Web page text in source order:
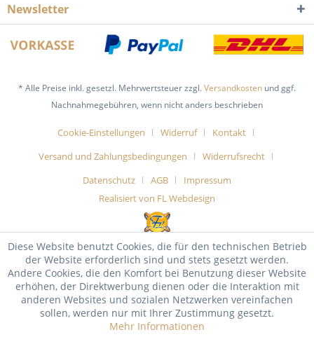
Newsletter
* Alle Preise inkl. gesetzl. Mehrwertsteuer zzgl.Versandkosten und ggf.
Nachnahmegebühren, wenn nicht anders beschrieben
Cookie-Einstellungen Widerruf
Kontakt
Versand und Zahlungsbedingungen
Widerrufsrecht
Datenschutz
AGB
Impressum
Realisiert von FL Webdesign
Diese Website benutzt Cookies, die für den technischen Betrieb
der Website erforderlich sind und stets gesetzt werden.
Andere Cookies, die den Komfort bei Benutzung dieser Website
erhöhen, der Direktwerbung dienen oder die Interaktion mit
anderen Websites und sozialen Netzwerken vereinfachen
sollen, werden nur mit Ihrer Zustimmung gesetzt.
Mehr Informationen